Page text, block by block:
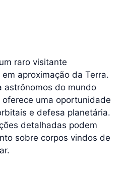
raro visitante
aproximação da Terra.
astrônomos do mundo
uma oportunidade
e defesa planetária.
detalhadas podem
sobre corpos vindos de